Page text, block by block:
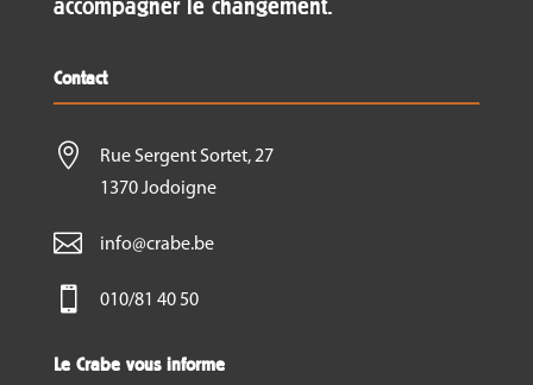
accompagner le changement.
Contact

Rue Sergent Sortet, 27
1370 Jodoigne
 info@crabe.be
 010/81 40 50
Le Crabe vous informe